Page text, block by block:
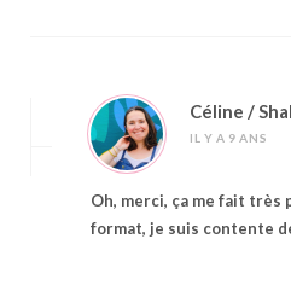
Céline /
IL Y A 9 ANS
Oh, merci, ça me fait très
format, je suis contente